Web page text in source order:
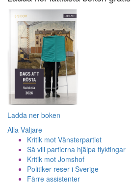
Ladda ner boken
Alla Väljare
Kritik mot Vänsterpartiet
Så vill partierna hjälpa flyktingar
Kritik mot Jomshof
Politiker reser i Sverige
Färre assistenter